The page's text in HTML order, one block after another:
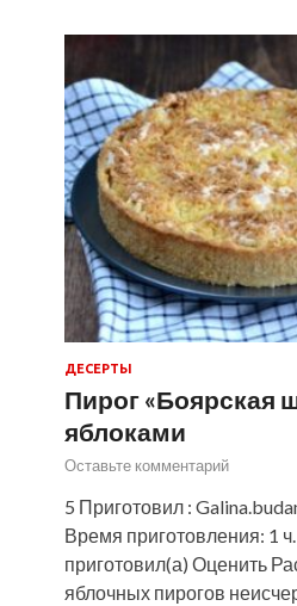
ДЕСЕРТЫ
Пирог «Боярская
яблоками
Оставьте комментарий
5 Приготовил :
Время приготовления: 1
приготовил(а) Оценить
яблочных пирогов